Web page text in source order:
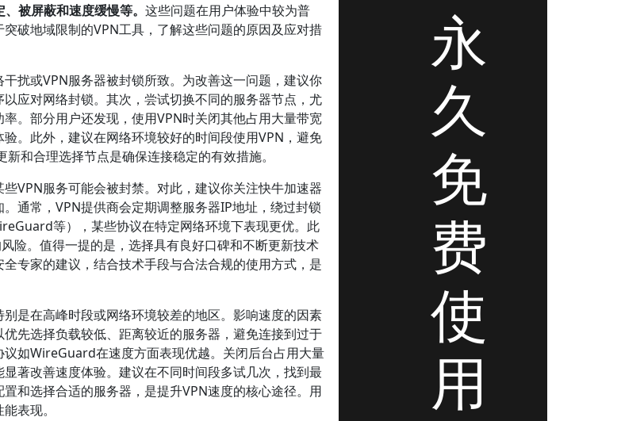
被屏蔽和速度缓慢等。 这些问题在用户体验中较为普
破地域限制的VPN工具，了解这些问题的原因及应对措
扰或VPN服务器被封锁所致。为改善这一问题，建议你
应对网络封锁。其次，尝试切换不同的服务器节点，尤
。部分用户还发现，使用VPN时关闭其他占用大量带宽
。此外，建议在网络环境较好的时间段使用VPN，避免
和合理选择节点是确保连接稳定的有效措施。
VPN服务可能会被封禁。对此，建议你关注快牛加速器
通常，VPN提供商会定期调整服务器IP地址，绕过封锁
等），某些协议在特定网络环境下表现更优。此
险。值得一提的是，选择具有良好口碑和不断更新技术
专家的建议，结合技术手段与合法合规的使用方式，是
是在高峰时段或网络环境较差的地区。影响速度的因素
先选择负载较低、距离较近的服务器，避免连接到过于
如WireGuard在速度方面表现优越。关闭后台占用大量
著改善速度体验。建议在不同时间段多试几次，找到最
和选择合适的服务器，是提升VPN速度的核心途径。用
表现。
永
久
免
费
使
用